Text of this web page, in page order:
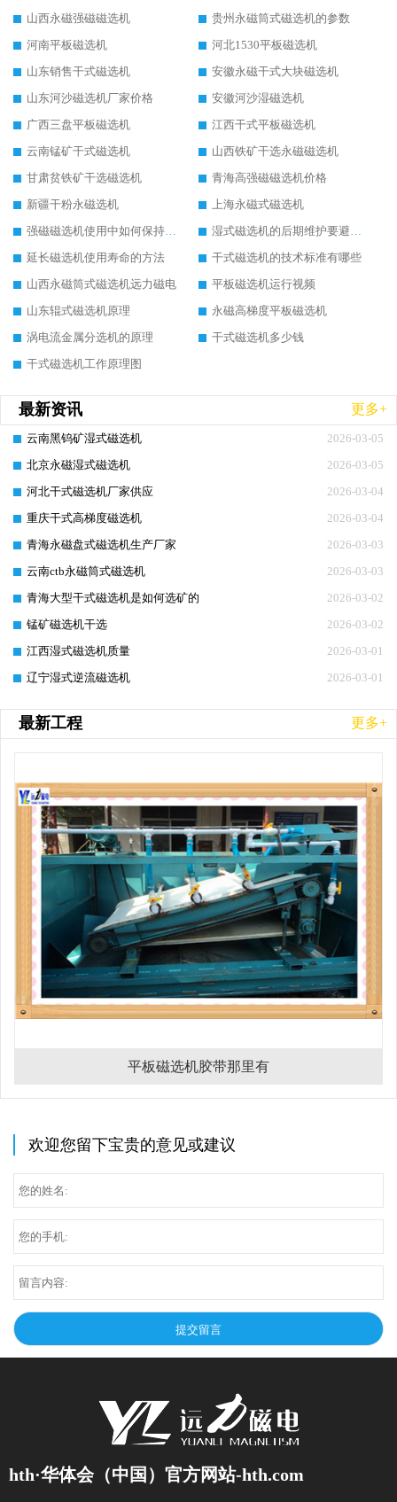
山西永磁强磁磁选机
贵州永磁筒式磁选机的参数
河南平板磁选机
河北1530平板磁选机
山东销售干式磁选机
安徽永磁干式大块磁选机
山东河沙磁选机厂家价格
安徽河沙湿磁选机
广西三盘平板磁选机
江西干式平板磁选机
云南锰矿干式磁选机
山西铁矿干选永磁磁选机
甘肃贫铁矿干选磁选机
青海高强磁磁选机价格
新疆干粉永磁选机
上海永磁式磁选机
强磁磁选机使用中如何保持其顺畅运行
湿式磁选机的后期维护要避开哪些坑
延长磁选机使用寿命的方法
干式磁选机的技术标准有哪些
山西永磁筒式磁选机远力磁电
平板磁选机运行视频
山东辊式磁选机原理
永磁高梯度平板磁选机
涡电流金属分选机的原理
干式磁选机多少钱
干式磁选机工作原理图
最新资讯 更多+
2026-03-05
云南黑钨矿湿式磁选机
2026-03-05
北京永磁湿式磁选机
2026-03-04
河北干式磁选机厂家供应
2026-03-04
重庆干式高梯度磁选机
2026-03-03
青海永磁盘式磁选机生产厂家
2026-03-03
云南ctb永磁筒式磁选机
2026-03-02
青海大型干式磁选机是如何选矿的
2026-03-02
锰矿磁选机干选
2026-03-01
江西湿式磁选机质量
2026-03-01
辽宁湿式逆流磁选机
最新工程 更多+
平板磁选机胶带那里有
欢迎您留下宝贵的意见或建议
hth·华体会（中国）官方网站-hth.com